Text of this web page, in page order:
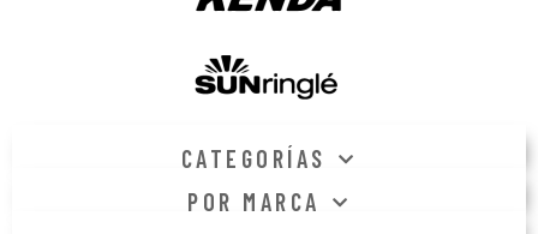
CATEGORÍAS
POR MARCA